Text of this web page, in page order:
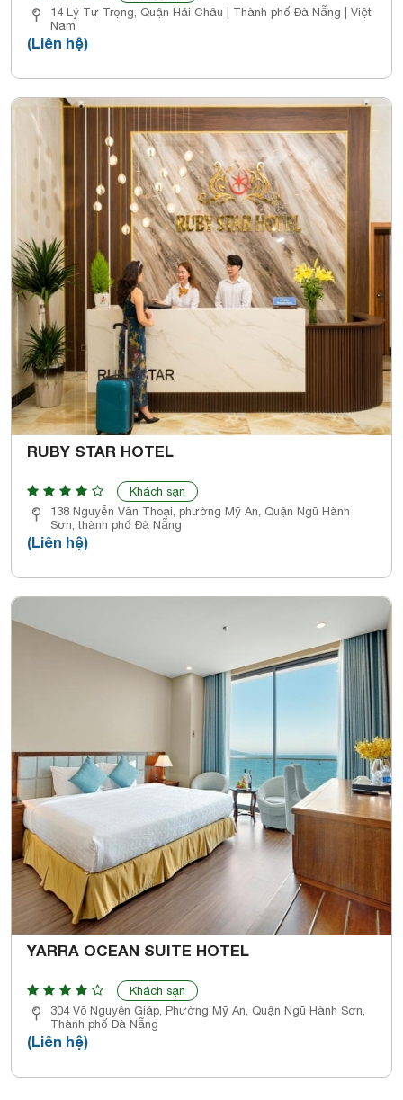
14 Lý Tự Trọng, Quận Hải Châu | Thành phố Đà Nẵng | Việt
Nam
(Liên hệ)
RUBY STAR HOTEL
Khách sạn
138 Nguyễn Văn Thoại, phường Mỹ An, Quận Ngũ Hành
Sơn, thành phố Đà Nẵng
(Liên hệ)
YARRA OCEAN SUITE HOTEL
Khách sạn
304 Võ Nguyên Giáp, Phường Mỹ An, Quận Ngũ Hành Sơn,
Thành phố Đà Nẵng
(Liên hệ)